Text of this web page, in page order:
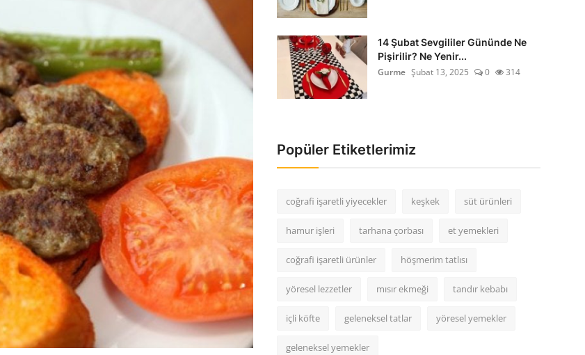
14 Şubat Sevgililer Gününde Ne
Pişirilir? Ne Yenir...
Gurme Şubat 13, 2025 0 314
Popüler Etiketlerimiz
coğrafi işaretli yiyecekler keşkek süt ürünleri
hamur işleri tarhana çorbası et yemekleri
coğrafi işaretli ürünler höşmerim tatlısı
yöresel lezzetler mısır ekmeği tandır kebabı
içli köfte geleneksel tatlar yöresel yemekler
geleneksel yemekler